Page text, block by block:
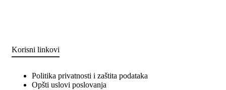
Korisni linkovi
Politika privatnosti i zaštita podataka
Opšti uslovi poslovanja